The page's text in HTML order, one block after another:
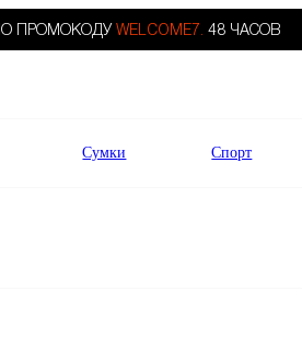
ПРОМОКОДУ WELCOME7. 48 ЧАСОВ
Сумки Спорт